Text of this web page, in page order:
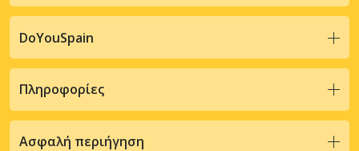
DoYouSpain
Πληροφορίες
Ασφαλή περιήγηση